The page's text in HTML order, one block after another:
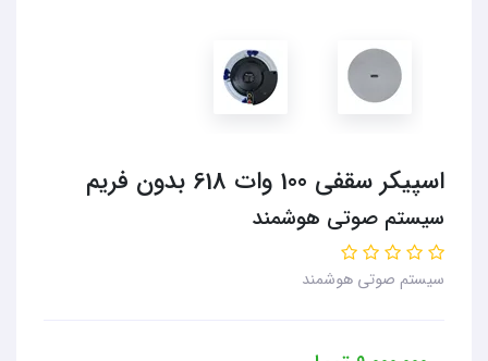
اسپیکر سقفی 100 وات 618 بدون فریم
سیستم صوتی هوشمند
سیستم صوتی هوشمند